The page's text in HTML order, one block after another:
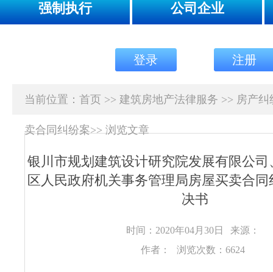
强制执行 公司企业
登录 注册
当前位置： 首页 >> 建筑房地产法律服务 >> 房产纠
卖合同纠纷案>>浏览文章
银川市规划建筑设计研究院发展有限公
区人民政府机关事务管理局房屋买卖合
决书
时间：2020年04月30日
来源：
作者：
浏览次数：6624